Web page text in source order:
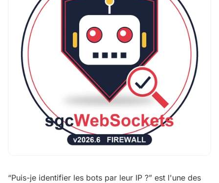
“Puis-je identifier les bots par leur IP ?” est l'une des